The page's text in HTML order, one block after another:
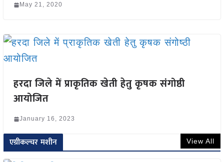
May 21, 2020
हरदा जिले में प्राकृतिक खेती हेतु कृषक संगोष्ठी
आयोजित
January 16, 2023
एग्रीकल्चर मशीन View All